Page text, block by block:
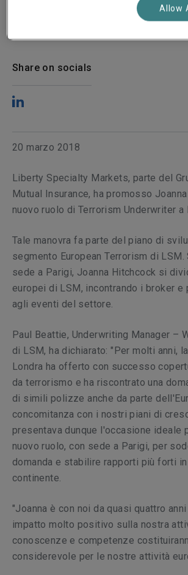
Tempo di lettura
Share on socials
20 marzo 2018
Liberty Specialty Markets, parte del
Mutual Insurance, ha promosso
nuovo ruolo di Terrorism Underwriter a
Tale manovra fa parte del piano di
segmento European Terrorism di LSM.
sede a Parigi, Joanna Hitchcock si
europei di LSM, incontrando i broker e
agli eventi del settore.
Paul Beattie, Underwriting Manager –
di LSM, ha dichiarato: "Per molti anni,
Londra ha offerto con successo
da terrorismo e ha riscontrato una
di simili polizze anche da parte
concomitanza con i nostri piani di
presentava dunque l'occasione ideale
nuovo ruolo, con sede a Parigi, per
domanda e stabilire rapporti più forti
continente.
"Joanna è con noi da quasi quattro
impatto molto positivo sulla nostra
conoscenze e competenze
considerevole per le nostre attività
Allow